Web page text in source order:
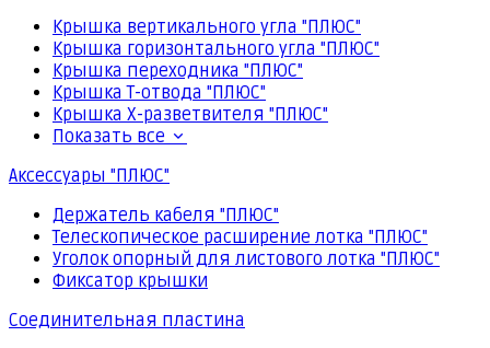
Крышка вертикального угла "ПЛЮС"
Крышка горизонтального угла "ПЛЮС"
Крышка переходника "ПЛЮС"
Крышка Т-отвода "ПЛЮС"
Крышка Х-разветвителя "ПЛЮС"
Показать все
Аксессуары "ПЛЮС"
Держатель кабеля "ПЛЮС"
Телескопическое расширение лотка "ПЛЮС"
Уголок опорный для листового лотка "ПЛЮС"
Фиксатор крышки
Соединительная пластина